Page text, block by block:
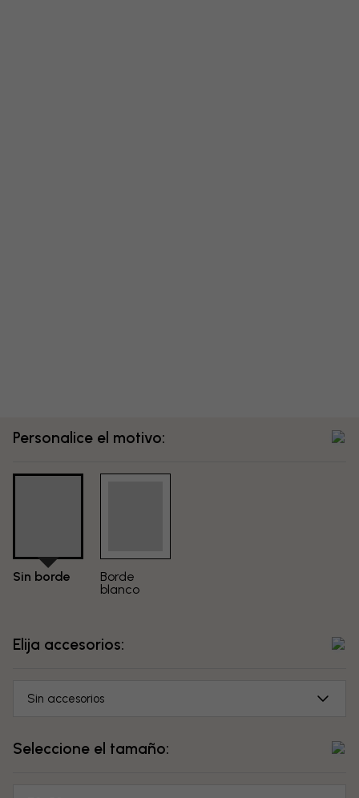
Personalice el motivo:
Sin borde
Borde
blanco
Elija accesorios:
Sin accesorios
Seleccione el tamaño: